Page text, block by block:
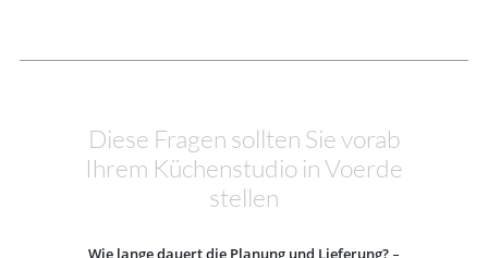
Diese Fragen sollten Sie vorab
Ihrem Küchenstudio in Voerde
stellen
Wie lange dauert die Planung und Lieferung? –